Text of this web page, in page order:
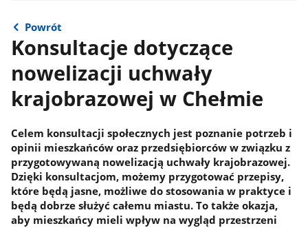
Powrót
Konsultacje dotyczące
nowelizacji uchwały
krajobrazowej w Chełmie
Celem konsultacji społecznych jest poznanie potrzeb i
opinii mieszkańców oraz przedsiębiorców w związku z
przygotowywaną nowelizacją uchwały krajobrazowej.
Dzięki konsultacjom, możemy przygotować przepisy,
które będą jasne, możliwe do stosowania w praktyce i
będą dobrze służyć całemu miastu. To także okazja,
aby mieszkańcy mieli wpływ na wygląd przestrzeni